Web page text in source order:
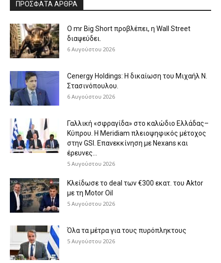
ΠΡΟΣΦΑΤΑ ΑΡΘΡΑ
O mr Big Short προβλέπει, η Wall Street
διαψεύδει.
6 Αυγούστου 2026
Cenergy Holdings: Η δικαίωση του Μιχαήλ Ν.
Στασινόπουλου.
6 Αυγούστου 2026
Γαλλική «σφραγίδα» στο καλώδιο Ελλάδας–
Κύπρου. Η Meridiam πλειοψηφικός μέτοχος
στην GSI. Επανεκκίνηση με Nexans και
έρευνες...
5 Αυγούστου 2026
Κλείδωσε το deal των €300 εκατ. του Aktor
με τη Μotor Oil
5 Αυγούστου 2026
Όλα τα μέτρα για τους πυρόπληκτους
5 Αυγούστου 2026